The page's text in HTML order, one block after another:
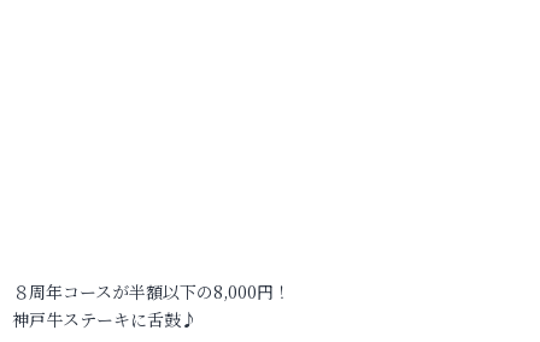
８周年コースが半額以下の8,000円！
神戸牛ステーキに舌鼓♪